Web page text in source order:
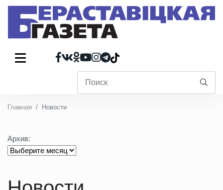
Главная Новости
Архив: